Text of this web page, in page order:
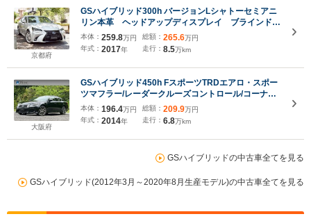
京都府
GSハイブリッド300h バージョンLシャトーセミアニ
リン本革 ヘッドアップディスプレイ ブラインドス
ポット パワートランク キャンセラー ドラレコ
スマートキー2本 カードキー
本体： 259.8万円
年式： 2017年
総額： 265.6万円
走行： 8.5万km
大阪府
GSハイブリッド450h FスポーツTRDエアロ・スポー
ツマフラー/レーダークルーズコントロール/コーナー
センサ/BSM/ハンドルヒーター/シートヒーター・エア
コン/パワーシート/シートメモリ/ETC/Bluetooth/バッ
クカメラ/電動リアゲート/電動格納ミラー
本体： 196.4万円
年式： 2014年
総額： 209.9万円
走行： 6.8万km
GSハイブリッドの中古車全てを見る
GSハイブリッド(2012年3月～2020年8月生産モデル)の中古車全てを見る